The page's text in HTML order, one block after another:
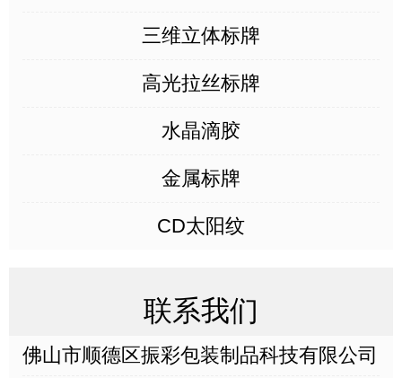
三维立体标牌
高光拉丝标牌
水晶滴胶
金属标牌
CD太阳纹
联系我们
佛山市顺德区振彩包装制品科技有限公司